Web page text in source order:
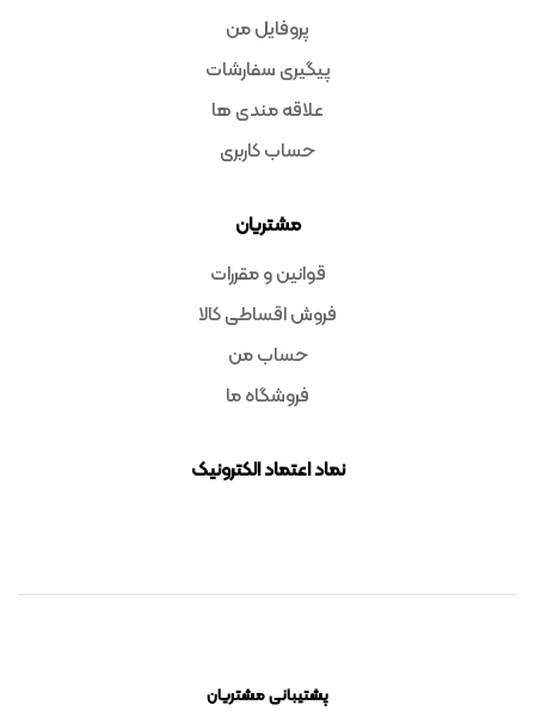
پروفایل من
پیگیری سفارشات
علاقه مندی ها
حساب کاربری
مشتریان
قوانین و مقررات
فروش اقساطی کالا
حساب من
فروشگاه ما
نماد اعتماد الکترونیک
پشتیبانی مشتریان